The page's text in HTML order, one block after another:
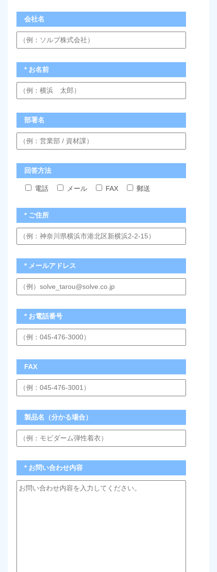
会社名
* お名前
部署名
回答方法
電話 メール FAX 郵送
* ご住所
* メールアドレス
* お電話番号
FAX
製品名（分かる場合）
* お問い合わせ内容